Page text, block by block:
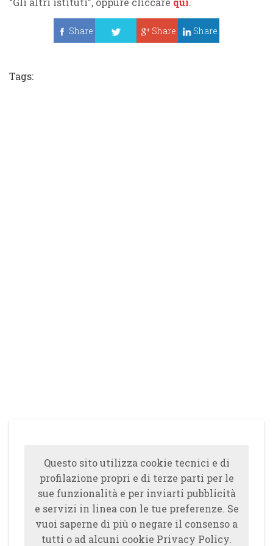
Share
Share Share
Tags:
Questo sito utilizza cookie tecnici e di
profilazione propri e di terze parti per le
sue funzionalità e per inviarti pubblicità
e servizi in linea con le tue preferenze. Se
vuoi saperne di più o negare il consenso a
tutti o ad alcuni cookie Privacy Policy.